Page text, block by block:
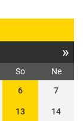
»
So
Ne
6 7
13 14